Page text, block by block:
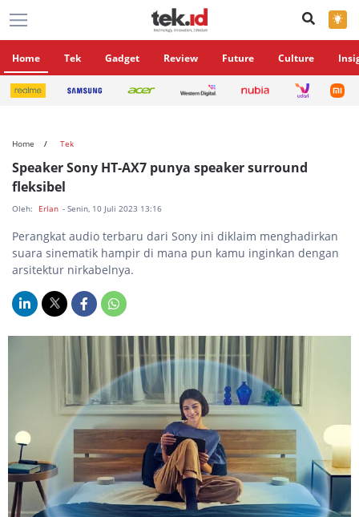
×
Home Tek Gadget Review Future Culture
Home Tek
Speaker Sony HT-AX7 punya speaker surround
fleksibel
Oleh: Erlan - Senin, 10 Juli 2023 13:16
Perangkat audio terbaru dari Sony ini diklaim menghadirkan
suara sinematik hampir di mana pun kamu inginkan dengan
arsitektur nirkabelnya.